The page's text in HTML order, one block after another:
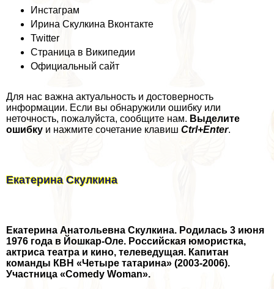
Инстаграм
Ирина Скулкина Вконтакте
Twitter
Страница в Википедии
Официальный сайт
Для нас важна актуальность и достоверность
информации. Если вы обнаружили ошибку или
неточность, пожалуйста, сообщите нам. Выделите
ошибку и нажмите сочетание клавиш Ctrl+Enter.
Екатерина Скулкина
Екатерина Анатольевна Скулкина. Родилась 3 июня
1976 года в Йошкар-Оле. Российская юмористка,
актриса театра и кино, телеведущая. Капитан
комaнды КВН «Четыре татарина» (2003-2006).
Участница «Comedy Woman».